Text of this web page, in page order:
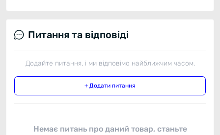
Питання та відповіді
Додайте питання, і ми відповімо найближчим часом.
+ Додати питання
Немає питань про даний товар, станьте